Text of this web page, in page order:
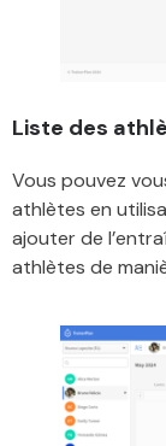
Liste des
Vous pouvez
athlètes en
ajouter de
athlètes de